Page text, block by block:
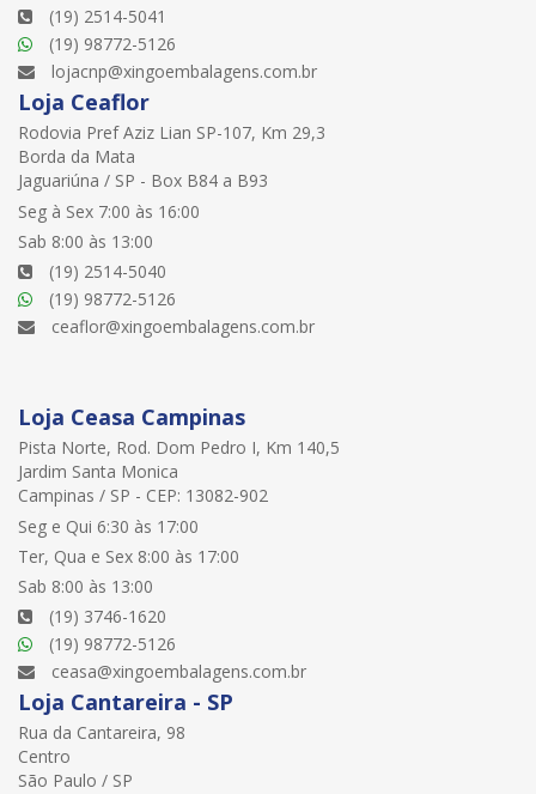
(19) 2514-5041
(19) 98772-5126
lojacnp@xingoembalagens.com.br
Loja Ceaflor
Rodovia Pref Aziz Lian SP-107, Km 29,3
Borda da Mata
Jaguariúna / SP - Box B84 a B93
Seg à Sex 7:00 às 16:00
Sab 8:00 às 13:00
(19) 2514-5040
(19) 98772-5126
ceaflor@xingoembalagens.com.br
Loja Ceasa Campinas
Pista Norte, Rod. Dom Pedro I, Km 140,5
Jardim Santa Monica
Campinas / SP - CEP: 13082-902
Seg e Qui 6:30 às 17:00
Ter, Qua e Sex 8:00 às 17:00
Sab 8:00 às 13:00
(19) 3746-1620
(19) 98772-5126
ceasa@xingoembalagens.com.br
Loja Cantareira - SP
Rua da Cantareira, 98
Centro
São Paulo / SP